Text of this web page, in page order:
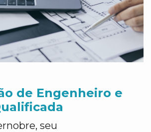
de Engenheiro e
seu